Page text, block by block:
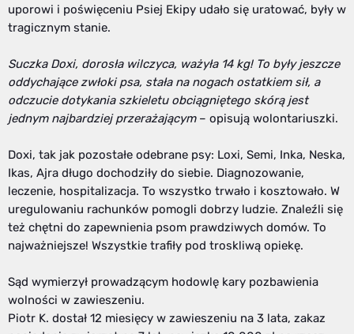
uporowi i poświęceniu Psiej Ekipy udało się uratować, były w
tragicznym stanie.
Suczka Doxi, dorosła wilczyca, ważyła 14 kg! To były jeszcze
oddychające zwłoki psa, stała na nogach ostatkiem sił, a
odczucie dotykania szkieletu obciągniętego skórą jest
jednym najbardziej przerażającym– opisują wolontariuszki.
Doxi, tak jak pozostałe odebrane psy: Loxi, Semi, Inka, Neska,
Ikas, Ajra długo dochodziły do siebie. Diagnozowanie,
leczenie, hospitalizacja. To wszystko trwało i kosztowało. W
uregulowaniu rachunków pomogli dobrzy ludzie. Znaleźli się
też chętni do zapewnienia psom prawdziwych domów. To
najważniejsze! Wszystkie trafiły pod troskliwą opiekę.
Sąd wymierzył prowadzącym hodowlę kary pozbawienia
wolności w zawieszeniu.
Piotr K. dostał 12 miesięcy w zawieszeniu na 3 lata, zakaz